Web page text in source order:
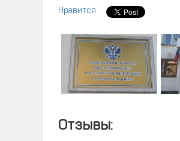
Нравится
Отзывы: